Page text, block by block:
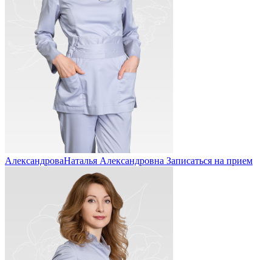
АлександроваНаталья Александровна Записаться на прием